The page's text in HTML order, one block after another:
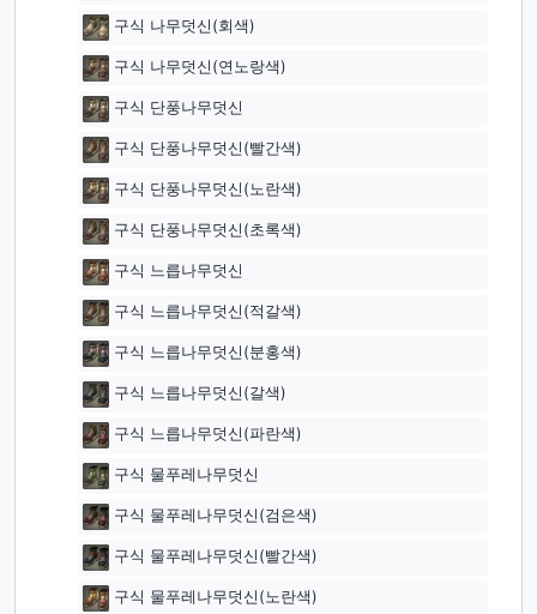
구식 나무덧신(회색)
구식 나무덧신(연노랑색)
구식 단풍나무덧신
구식 단풍나무덧신(빨간색)
구식 단풍나무덧신(노란색)
구식 단풍나무덧신(초록색)
구식 느릅나무덧신
구식 느릅나무덧신(적갈색)
구식 느릅나무덧신(분홍색)
구식 느릅나무덧신(갈색)
구식 느릅나무덧신(파란색)
구식 물푸레나무덧신
구식 물푸레나무덧신(검은색)
구식 물푸레나무덧신(빨간색)
구식 물푸레나무덧신(노란색)